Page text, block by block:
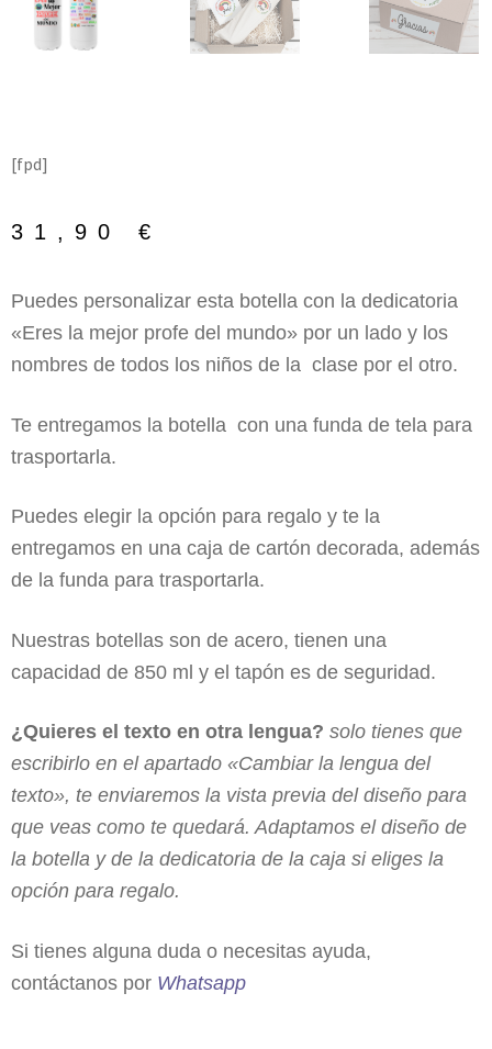
[fpd]
31,90 €
Puedes personalizar esta botella con la dedicatoria
«Eres la mejor profe del mundo» por un lado y los
nombres de todos los niños de la clase por el otro.
Te entregamos la botella con una funda de tela para
trasportarla.
Puedes elegir la opción para regalo y te la
entregamos en una caja de cartón decorada, además
de la funda para trasportarla.
Nuestras botellas son de acero, tienen una
capacidad de 850 ml y el tapón es de seguridad.
¿Quieres el texto en otra lengua? solo tienes que
escribirlo en el apartado «Cambiar la lengua del
texto», te enviaremos la vista previa del diseño para
que veas como te quedará. Adaptamos el diseño de
la botella y de la dedicatoria de la caja si eliges la
opción para regalo.
Si tienes alguna duda o necesitas ayuda,
contáctanos por Whatsapp